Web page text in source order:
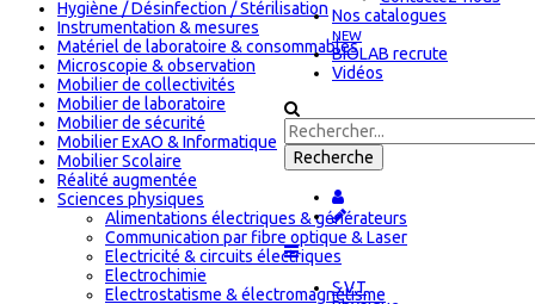
Nos catalogues
NEW
BIOLAB recrute
Vidéos
S.V.T
Hygiène / Désinfection / Stérilisation
Instrumentation & mesures
Matériel de laboratoire & consommables
Microscopie & observation
Mobilier de collectivités
Mobilier de laboratoire
Mobilier de sécurité
Mobilier ExAO & Informatique
Mobilier Scolaire
Réalité augmentée
Sciences physiques
Alimentations électriques & générateurs
Communication par fibre optique & Laser
Electricité & circuits électriques
Electrochimie
Electrostatisme & électromagnétisme